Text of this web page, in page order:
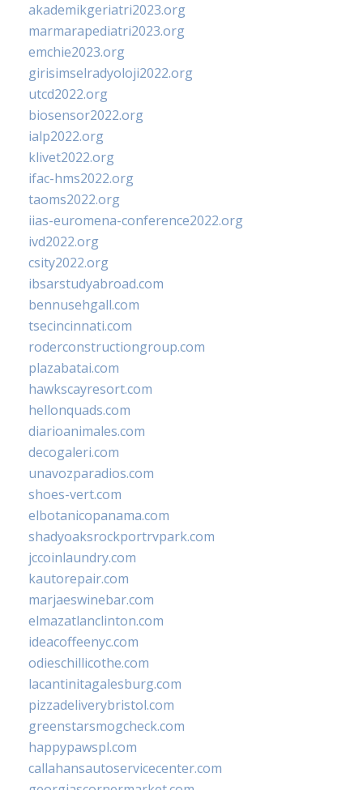
akademikgeriatri2023.org
marmarapediatri2023.org
emchie2023.org
girisimselradyoloji2022.org
utcd2022.org
biosensor2022.org
ialp2022.org
klivet2022.org
ifac-hms2022.org
taoms2022.org
iias-euromena-conference2022.org
ivd2022.org
csity2022.org
ibsarstudyabroad.com
bennusehgall.com
tsecincinnati.com
roderconstructiongroup.com
plazabatai.com
hawkscayresort.com
hellonquads.com
diarioanimales.com
decogaleri.com
unavozparadios.com
shoes-vert.com
elbotanicopanama.com
shadyoaksrockportrvpark.com
jccoinlaundry.com
kautorepair.com
marjaeswinebar.com
elmazatlanclinton.com
ideacoffeenyc.com
odieschillicothe.com
lacantinitagalesburg.com
pizzadeliverybristol.com
greenstarsmogcheck.com
happypawspl.com
callahansautoservicecenter.com